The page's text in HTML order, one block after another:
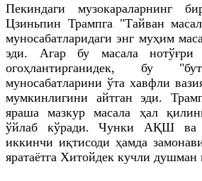
Пекиндаги музокараларнинг
Цзиньпин Трампга "Тайван
муносабатларидаги энг муҳим
эди. Агар бу масала
огоҳлантирганидек, бу
муносабатларини ўта хавфли
мумкинлигини айтган эди.
яраша мазкур масала ҳал
ўйлаб кўради. Чунки АҚШ ва
иккинчи иқтисоди ҳамда
яратаётга Хитойдек кучли душман